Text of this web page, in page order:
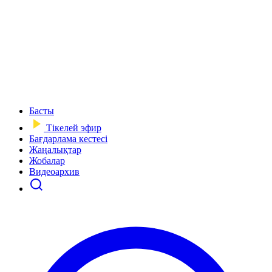
Басты
Тікелей эфир
Бағдарлама кестесі
Жаңалықтар
Жобалар
Видеоархив